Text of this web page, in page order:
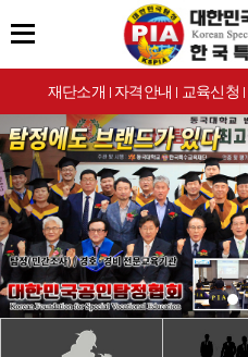
재단소개 | 자격안내 | 교육신청 |